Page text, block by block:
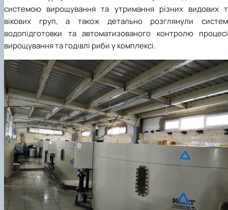
системою вирощування та утримання різних видових
вікових груп, а також детально розглянули
водопідготовки та автоматизованого контролю
вирощування та годівлі риби у комплексі.